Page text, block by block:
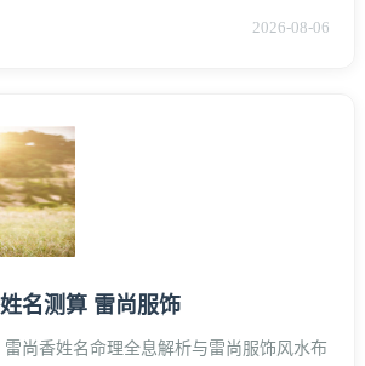
向上，但同时也难免会有急躁、火气过盛
2026-08-06
名测算 雷尚服饰
雷尚香姓名命理全息解析与雷尚服饰风水布